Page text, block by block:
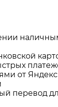
от
перевод